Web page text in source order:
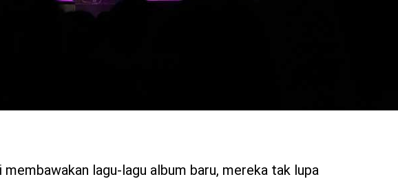
membawakan lagu-lagu album baru, mereka tak lupa